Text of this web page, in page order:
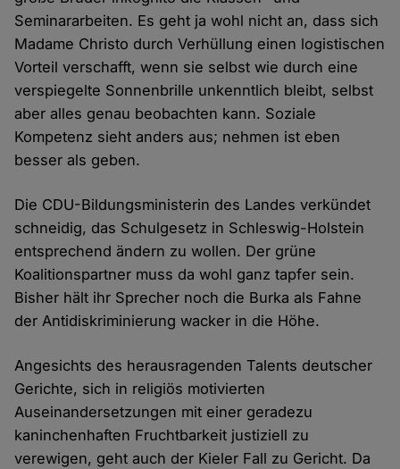
Seminararbeiten. Es geht ja wohl nicht an, dass sich
Madame Christo durch Verhüllung einen logistischen
Vorteil verschafft, wenn sie selbst wie durch eine
verspiegelte Sonnenbrille unkenntlich bleibt, selbst
aber alles genau beobachten kann. Soziale
Kompetenz sieht anders aus; nehmen ist eben
besser als geben.
Die CDU-Bildungsministerin des Landes verkündet
schneidig, das Schulgesetz in Schleswig-Holstein
entsprechend ändern zu wollen. Der grüne
Koalitionspartner muss da wohl ganz tapfer sein.
Bisher hält ihr Sprecher noch die Burka als Fahne
der Antidiskriminierung wacker in die Höhe.
Angesichts des herausragenden Talents deutscher
Gerichte, sich in religiös motivierten
Auseinandersetzungen mit einer geradezu
kaninchenhaften Fruchtbarkeit justiziell zu
verewigen, geht auch der Kieler Fall zu Gericht. Da